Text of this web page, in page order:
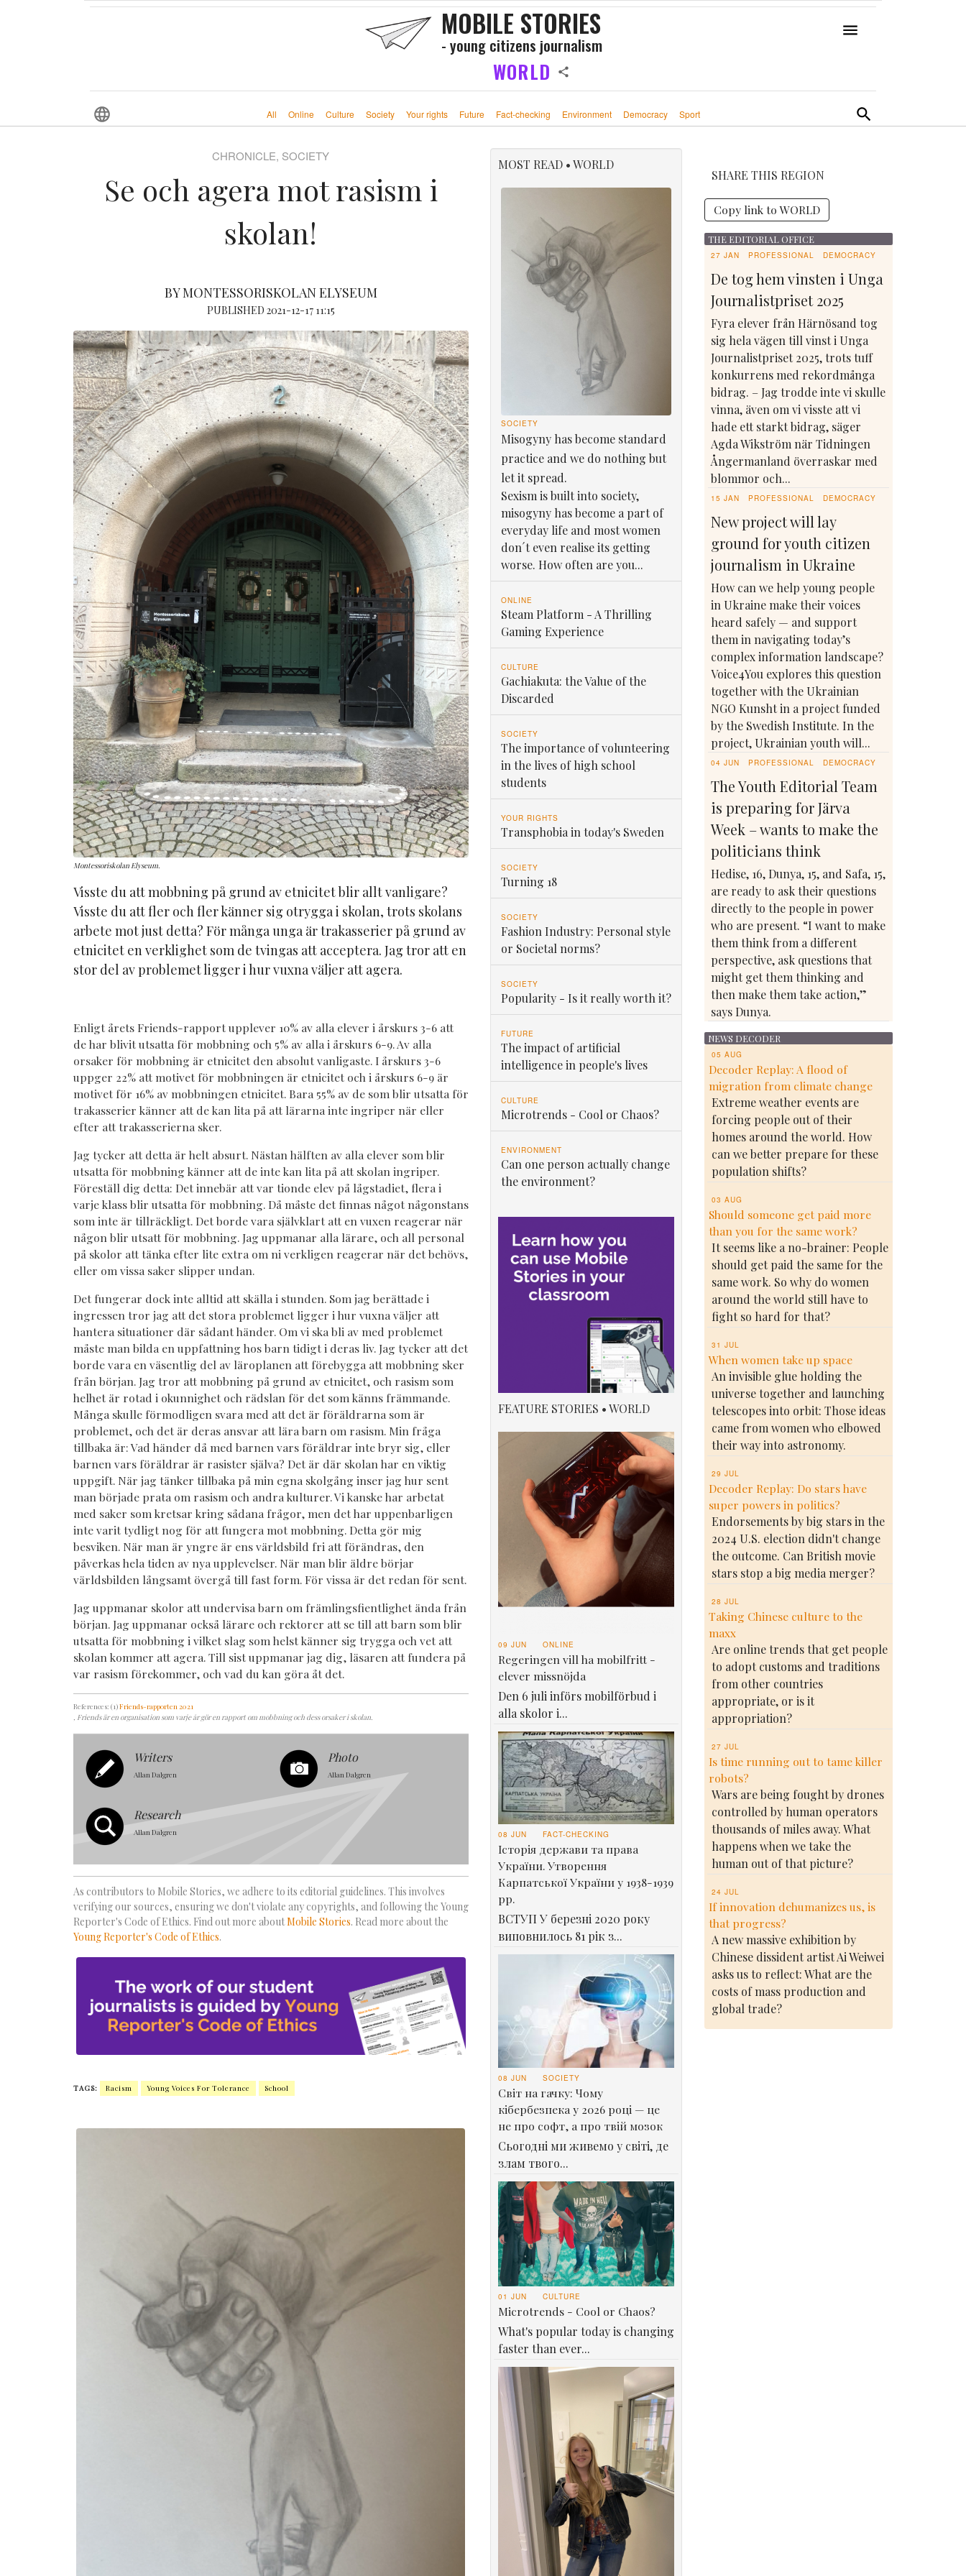
MOBILE STORIES
- young citizens journalism
WORLD
All Online Culture Society Your rights Future Fact-checking Environment Democracy Sport
CHRONICLE, SOCIETY
Se och agera mot rasism i
skolan!
BY MONTESSORISKOLAN ELYSEUM
PUBLISHED 2021-12-17 11:15
Montessoriskolan Elyseum.
Visste du att mobbning på grund av etnicitet blir allt vanligare?
Visste du att fler och fler känner sig otrygga i skolan, trots skolans
arbete mot just detta? För många unga är trakasserier på grund av
etnicitet en verklighet som de tvingas att acceptera. Jag tror att en
stor del av problemet ligger i hur vuxna väljer att agera.
Enligt årets Friends-rapport upplever 10% av alla elever i årskurs 3-6 att
de har blivit utsatta för mobbning och 5% av alla i årskurs 6-9. Av alla
orsaker för mobbning är etnicitet den absolut vanligaste. I årskurs 3-6
uppger 22% att motivet för mobbningen är etnicitet och i årskurs 6-9 är
motivet för 16% av mobbningen etnicitet. Bara 55% av de som blir utsatta för
trakasserier känner att de kan lita på att lärarna inte ingriper när eller
efter att trakasserierna sker.
Jag tycker att detta är helt absurt. Nästan hälften av alla elever som blir
utsatta för mobbning känner att de inte kan lita på att skolan ingriper.
Föreställ dig detta: Det innebär att var tionde elev på lågstadiet, flera i
varje klass blir utsatta för mobbning. Då måste det finnas något någonstans
som inte är tillräckligt. Det borde vara självklart att en vuxen reagerar när
någon blir utsatt för mobbning. Jag uppmanar alla lärare, och all personal
på skolor att tänka efter lite extra om ni verkligen reagerar när det behövs,
eller om vissa saker slipper undan.
Det fungerar dock inte alltid att skälla i stunden. Som jag berättade i
ingressen tror jag att det stora problemet ligger i hur vuxna väljer att
hantera situationer där sådant händer. Om vi ska bli av med problemet
måste man bilda en uppfattning hos barn tidigt i deras liv. Jag tycker att det
borde vara en väsentlig del av läroplanen att förebygga att mobbning sker
från början. Jag tror att mobbning på grund av etnicitet, och rasism som
helhet är rotad i okunnighet och rädslan för det som känns främmande.
Många skulle förmodligen svara med att det är föräldrarna som är
problemet, och det är deras ansvar att lära barn om rasism. Min fråga
tillbaka är: Vad händer då med barnen vars föräldrar inte bryr sig, eller
barnen vars föräldrar är rasister själva? Det är där skolan har en viktig
uppgift. När jag tänker tillbaka på min egna skolgång inser jag hur sent
man började prata om rasism och andra kulturer. Vi kanske har arbetat
med saker som kretsar kring sådana frågor, men det har uppenbarligen
inte varit tydligt nog för att fungera mot mobbning. Detta gör mig
besviken. När man är yngre är ens världsbild fri att förändras, den
påverkas hela tiden av nya upplevelser. När man blir äldre börjar
världsbilden långsamt övergå till fast form. För vissa är det redan för sent.
Jag uppmanar skolor att undervisa barn om främlingsfientlighet ända från
början. Jag uppmanar också lärare och rektorer att se till att barn som blir
utsatta för mobbning i vilket slag som helst känner sig trygga och vet att
skolan kommer att agera. Till sist uppmanar jag dig, läsaren att fundera på
var rasism förekommer, och vad du kan göra åt det.
References: (1)Friends-rapporten 2021
, Friends är en organisation som varje år gör en rapport om mobbning och dess orsaker i skolan.
Writers
Allan Dalgren
Photo
Allan Dalgren
Research
Allan Dalgren
As contributors to Mobile Stories, we adhere to its editorial guidelines. This involves
verifying our sources, ensuring we don't violate any copyrights, and following the Young
Reporter's Code of Ethics. Find out more aboutMobile Stories. Read more about the
Young Reporter's Code of Ethics.
TAGS: Racism Young Voices For Tolerance School
MOST READ • WORLD
SOCIETY
Misogyny has become standard
practice and we do nothing but
let it spread.
Sexism is built into society,
misogyny has become a part of
everyday life and most women
don´t even realise its getting
worse. How often are you...
ONLINE
Steam Platform - A Thrilling
Gaming Experience
CULTURE
Gachiakuta: the Value of the
Discarded
SOCIETY
The importance of volunteering
in the lives of high school
students
YOUR RIGHTS
Transphobia in today's Sweden
SOCIETY
Turning 18
SOCIETY
Fashion Industry: Personal style
or Societal norms?
SOCIETY
Popularity - Is it really worth it?
FUTURE
The impact of artificial
intelligence in people's lives
CULTURE
Microtrends - Cool or Chaos?
ENVIRONMENT
Can one person actually change
the environment?
FEATURE STORIES • WORLD
09 JUN ONLINE
Regeringen vill ha mobilfritt -
elever missnöjda
Den 6 juli införs mobilförbud i
alla skolor i...
08 JUN FACT-CHECKING
Історія держави та права
України. Утворення
Карпатської України у 1938-1939
рр.
ВСТУП У березні 2020 року
виповнилось 81 рік з...
08 JUN SOCIETY
Світ на гачку: Чому
кібербезпека у 2026 році — це
не про софт, а про твій мозок
Сьогодні ми живемо у світі, де
злам твого...
01 JUN CULTURE
Microtrends - Cool or Chaos?
What's popular today is changing
faster than ever...
SHARE THIS REGION
Copy link to WORLD
THE EDITORIAL OFFICE
27 JAN PROFESSIONAL DEMOCRACY
De tog hem vinsten i Unga
Journalistpriset 2025
Fyra elever från Härnösand tog
sig hela vägen till vinst i Unga
Journalistpriset 2025, trots tuff
konkurrens med rekordmånga
bidrag. – Jag trodde inte vi skulle
vinna, även om vi visste att vi
hade ett starkt bidrag, säger
Agda Wikström när Tidningen
Ångermanland överraskar med
blommor och...
15 JAN PROFESSIONAL DEMOCRACY
New project will lay
ground for youth citizen
journalism in Ukraine
How can we help young people
in Ukraine make their voices
heard safely — and support
them in navigating today’s
complex information landscape?
Voice4You explores this question
together with the Ukrainian
NGO Kunsht in a project funded
by the Swedish Institute. In the
project, Ukrainian youth will...
04 JUN PROFESSIONAL DEMOCRACY
The Youth Editorial Team
is preparing for Järva
Week – wants to make the
politicians think
Hedise, 16, Dunya, 15, and Safa, 15,
are ready to ask their questions
directly to the people in power
who are present. “I want to make
them think from a different
perspective, ask questions that
might get them thinking and
then make them take action,”
says Dunya.
NEWS DECODER
05 AUG
Decoder Replay: A flood of
migration from climate change
Extreme weather events are
forcing people out of their
homes around the world. How
can we better prepare for these
population shifts?
03 AUG
Should someone get paid more
than you for the same work?
It seems like a no-brainer: People
should get paid the same for the
same work. So why do women
around the world still have to
fight so hard for that?
31 JUL
When women take up space
An invisible glue holding the
universe together and launching
telescopes into orbit: Those ideas
came from women who elbowed
their way into astronomy.
29 JUL
Decoder Replay: Do stars have
super powers in politics?
Endorsements by big stars in the
2024 U.S. election didn't change
the outcome. Can British movie
stars stop a big media merger?
28 JUL
Taking Chinese culture to the
maxx
Are online trends that get people
to adopt customs and traditions
from other countries
appropriate, or is it
appropriation?
27 JUL
Is time running out to tame killer
robots?
Wars are being fought by drones
controlled by human operators
thousands of miles away. What
happens when we take the
human out of that picture?
24 JUL
If innovation dehumanizes us, is
that progress?
A new massive exhibition by
Chinese dissident artist Ai Weiwei
asks us to reflect: What are the
costs of mass production and
global trade?